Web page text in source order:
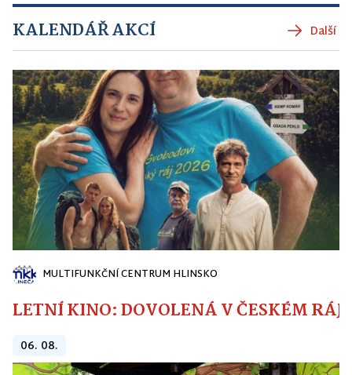
KALENDÁŘ AKCÍ Další
MULTIFUNKČNÍ CENTRUM HLINSKO
LETNÍ KINO: DOVOLENÁ V ČESKÉM RÁJI
06. 08.